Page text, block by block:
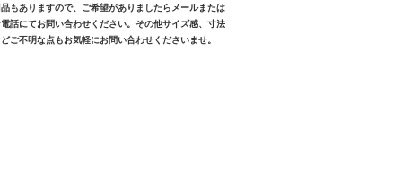
もありますので、ご希望がありましたらメールまたは
話にてお問い合わせください。その他サイズ感、寸法
ご不明な点もお気軽にお問い合わせくださいませ。